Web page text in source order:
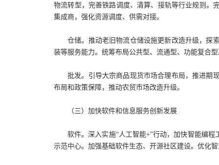
物流转型，完善铁路调度、清算、接轨等行业规则。
集成商，强化资源调度、供需对接。
仓储。推动老旧物流仓储设施更新改造升级，探
装等服务能力。统筹布局公共型、流通型、功能复合
批发。引导大宗商品现货市场合理布局，推进期
布局和政策保障，推动农贸市场改造升级。
（三）加快软件和信息服务创新发展
软件。深入实施“人工智能+”行动，加快智能编
示范中心。加强基础软件生态、开源社区建设。优化